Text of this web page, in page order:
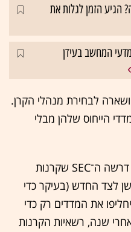
הגיע הזמן לגלות את
המחשב בעידן
לבחירת מנהלי הקרן.
הייחוס שלהן מבלי
במשך שנה אחת לאחר השינוי, דרשה ה־SEC שקרנות
לצד החדש (בעיקר כדי
את המדדים רק כדי
אחרי שנה, רשאיות הקרנות